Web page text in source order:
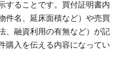
することです。買付証明書内
件名、延床面積など）や売買
、融資利用の有無など）が記
購入を伝える内容になってい